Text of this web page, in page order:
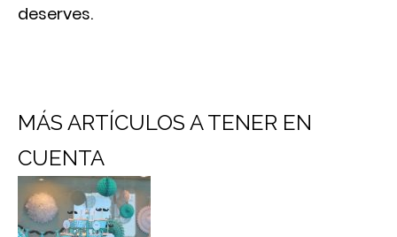
deserves.
MÁS ARTÍCULOS A TENER EN
CUENTA